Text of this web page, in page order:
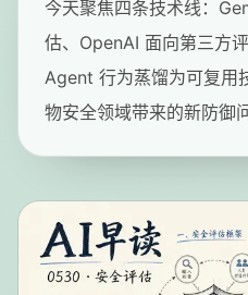
今天聚焦四条技术线：
估、OpenAI 面向第三方
Agent 行为蒸馏为可复用
物安全领域带来的新防御